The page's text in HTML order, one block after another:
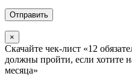
×
Скачайте чек-лист «12
должны пройти, если хотите
месяца»